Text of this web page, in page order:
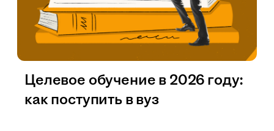
Целевое обучение в 2026 году:
как поступить в вуз